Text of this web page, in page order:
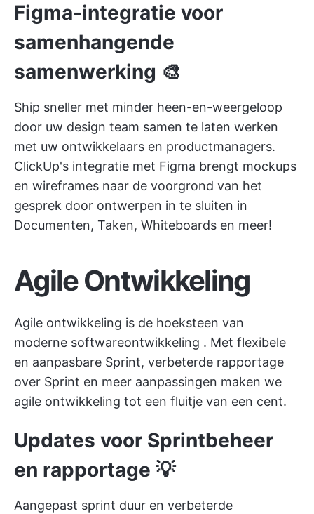
Figma-integratie voor
samenhangende
samenwerking 🎨
Ship sneller met minder heen-en-weergeloop
door uw design team samen te laten werken
met uw ontwikkelaars en productmanagers.
ClickUp's integratie met Figma brengt mockups
en wireframes naar de voorgrond van het
gesprek door ontwerpen in te sluiten in
Documenten, Taken, Whiteboards en meer!
Agile Ontwikkeling
Agile ontwikkeling is de hoeksteen van
moderne softwareontwikkeling . Met flexibele
en aanpasbare Sprint, verbeterde rapportage
over Sprint en meer aanpassingen maken we
agile ontwikkeling tot een fluitje van een cent.
Updates voor Sprintbeheer
en rapportage 💡
Aangepast sprint duur en verbeterde